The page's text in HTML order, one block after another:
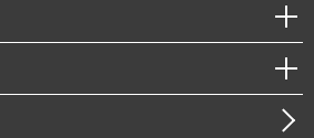
ンプライアンス）・防災（政策）